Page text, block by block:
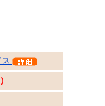
ス